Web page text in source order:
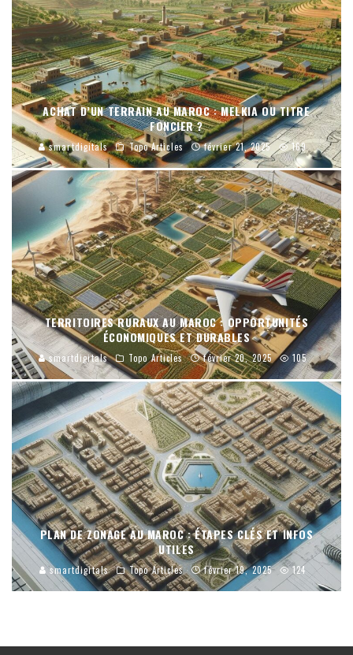
ACHAT D’UN TERRAIN AU MAROC : MELKIA OU TITRE
FONCIER ?
smartdigitals Topo Articles février 21, 2025 169
TERRITOIRES RURAUX AU MAROC : OPPORTUNITÉS
ÉCONOMIQUES ET DURABLES
smartdigitals Topo Articles février 20, 2025 105
PLAN DE ZONAGE AU MAROC : ÉTAPES CLÉS ET INFOS
UTILES
smartdigitals Topo Articles février 19, 2025 124